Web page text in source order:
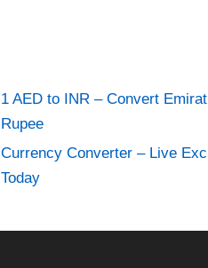
1 AED to INR – Convert
Rupee
Currency Converter – Live
Today